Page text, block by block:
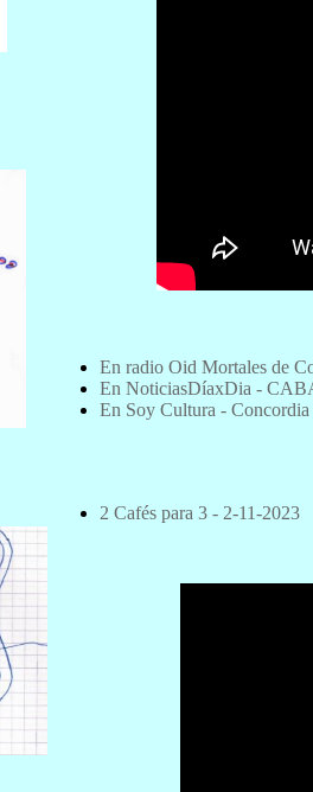
En radio Oid Mortales de
En NoticiasDíaxDia -
En Soy Cultura -
2 Cafés para 3 - 2-11-2023